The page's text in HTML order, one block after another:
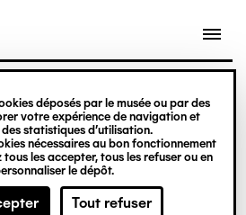
déposés par le musée ou par des
votre expérience de navigation et
des statistiques d’utilisation.
nécessaires au bon fonctionnement
tous les accepter, tous les refuser ou en
le dépôt.
Tout refuser